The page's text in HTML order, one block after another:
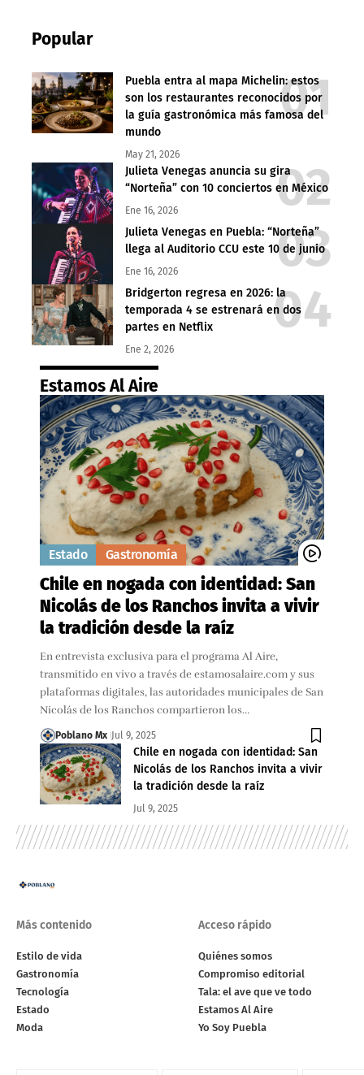
Popular
Puebla entra al mapa Michelin: estos
son los restaurantes reconocidos por
la guía gastronómica más famosa del
mundo
May 21, 2026
Julieta Venegas anuncia su gira
“Norteña” con 10 conciertos en México
Ene 16, 2026
Julieta Venegas en Puebla: “Norteña”
llega al Auditorio CCU este 10 de junio
Ene 16, 2026
Bridgerton regresa en 2026: la
temporada 4 se estrenará en dos
partes en Netflix
Ene 2, 2026
Estamos Al Aire
Estado Gastronomía
Chile en nogada con identidad: San
Nicolás de los Ranchos invita a vivir
la tradición desde la raíz
En entrevista exclusiva para el programa Al Aire,
transmitido en vivo a través de estamosalaire.com y sus
plataformas digitales, las autoridades municipales de San
Nicolás de los Ranchos compartieron los…
Poblano Mx Jul 9, 2025
Chile en nogada con identidad: San
Nicolás de los Ranchos invita a vivir
la tradición desde la raíz
Jul 9, 2025
Más contenido
Estilo de vida
Gastronomía
Tecnología
Estado
Moda
Acceso rápido
Quiénes somos
Compromiso editorial
Tala: el ave que ve todo
Estamos Al Aire
Yo Soy Puebla